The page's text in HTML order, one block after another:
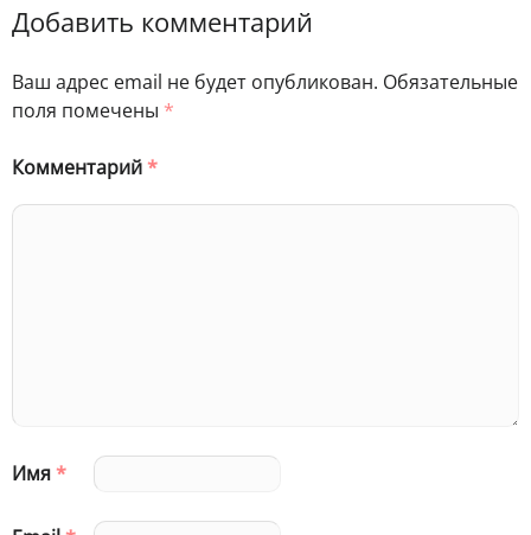
Добавить комментарий
Ваш адрес email не будет опубликован. Обязательные
поля помечены *
Комментарий*
Имя*